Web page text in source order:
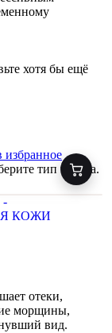
хотя бы ещё
избранное
тип товара.
отеки,
морщины,
вид.